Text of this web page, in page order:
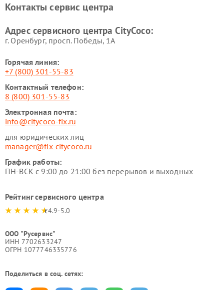
Контакты сервис центра
Адрес сервисного центра CityCoco:
г. Оренбург, просп. Победы, 1А
Горячая линия:
+7 (800) 301-55-83
Контактный телефон:
8 (800) 301-55-83
Электронная почта:
info@citycoco-fix.ru
для юридических лиц
manager@fix-citycoco.ru
График работы:
ПН-ВСК с 9:00 до 21:00 без перерывов и выходных
Рейтинг сервисного центра
4.9-5.0
ООО "Русервис"
ИНН 7702633247
ОГРН 1077746335776
Поделиться в соц. сетях: